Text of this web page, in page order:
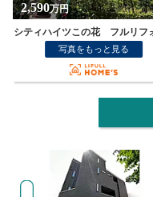
3,580万円
キングマンション大阪ベイ
写真をもっと見る